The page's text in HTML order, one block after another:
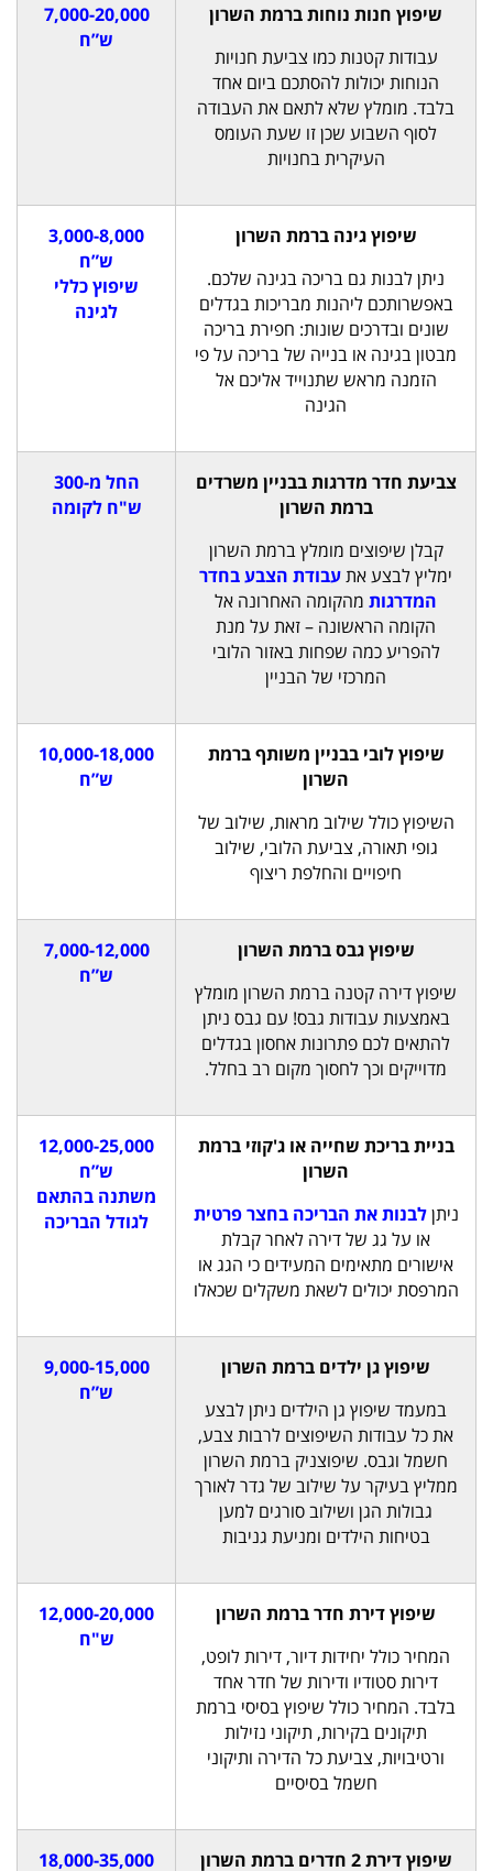
שיפוץ חנות נוחות ברמת השרון
עבודות קטנות כמו צביעת חנויות
הנוחות יכולות להסתכם ביום אחד
בלבד. מומלץ שלא לתאם את העבודה
לסוף השבוע שכן זו שעת העומס
העיקרית בחנויות
7,000-20,000
ש”ח
שיפוץ גינה ברמת השרון
ניתן לבנות גם בריכה בגינה שלכם.
באפשרותכם ליהנות מבריכות בגדלים
שונים ובדרכים שונות: חפירת בריכה
מבטון בגינה או בנייה של בריכה על פי
הזמנה מראש שתנוייד אליכם אל
הגינה
3,000-8,000
ש”ח
שיפוץ כללי
לגינה
צביעת חדר מדרגות בבניין משרדים
ברמת השרון
קבלן שיפוצים מומלץ ברמת השרון
ימליץ לבצע אתעבודת הצבע בחדר
המדרגות מהקומה האחרונה אל
הקומה הראשונה – זאת על מנת
להפריע כמה שפחות באזור הלובי
המרכזי של הבניין
החל מ-300
ש"ח לקומה
שיפוץ לובי בבניין משותף ברמת
השרון
השיפוץ כולל שילוב מראות, שילוב של
גופי תאורה, צביעת הלובי, שילוב
חיפויים והחלפת ריצוף
10,000-18,000
ש”ח
שיפוץ גבס ברמת השרון
שיפוץ דירה קטנה ברמת השרון מומלץ
באמצעות עבודות גבס! עם גבס ניתן
להתאים לכם פתרונות אחסון בגדלים
מדוייקים וכך לחסוך מקום רב בחלל.
7,000-12,000
ש”ח
בניית בריכת שחייה או ג'קוזי ברמת
השרון
ניתןלבנות את הבריכה בחצר פרטית
או על גג של דירה לאחר קבלת
אישורים מתאימים המעידים כי הגג או
המרפסת יכולים לשאת משקלים שכאלו
12,000-25,000
ש”ח
משתנה בהתאם
לגודל הבריכה
שיפוץ גן ילדים ברמת השרון
במעמד שיפוץ גן הילדים ניתן לבצע
את כל עבודות השיפוצים לרבות צבע,
חשמל וגבס. שיפוצניק ברמת השרון
ממליץ בעיקר על שילוב של גדר לאורך
גבולות הגן ושילוב סורגים למען
בטיחות הילדים ומניעת גניבות
9,000-15,000
ש”ח
שיפוץ דירת חדר ברמת השרון
המחיר כולל יחידות דיור, דירות לופט,
דירות סטודיו ודירות של חדר אחד
בלבד. המחיר כולל שיפוץ בסיסי ברמת
תיקונים בקירות, תיקוני נזילות
ורטיבויות, צביעת כל הדירה ותיקוני
חשמל בסיסיים
12,000-20,000
ש"ח
שיפוץ דירת 2 חדרים ברמת השרון 18,000-35,000